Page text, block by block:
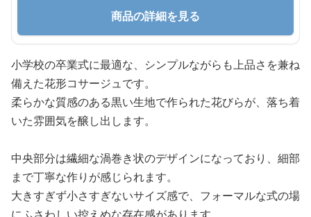
商品の詳細を見る
小学校の卒業式に最適な、シンプルながらも上品さを兼ね
備えた花形コサージュです。
柔らかな質感のある黒い生地で作られた花びらが、落ち着
いた雰囲気を醸し出します。
中央部分は繊細な渦巻き状のデザインになっており、細部
まで丁寧な作りが感じられます。
大きすぎず小さすぎないサイズ感で、フォーマルな式の場